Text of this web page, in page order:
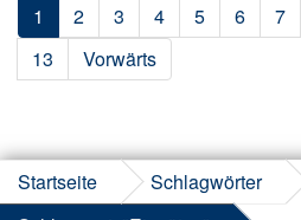
1 2 3 4 5 6 7
13
Vorwärts
Startseite
Schlagwörter